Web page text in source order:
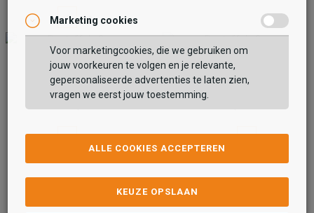
Comfort Plus
Pantoffels Open
39,99
Comfort Plus
Pantoffels Open
Marketing cookies
Voor marketingcookies, die we gebruiken om
jouw voorkeuren te volgen en je relevante,
gepersonaliseerde advertenties te laten zien,
vragen we eerst jouw toestemming.
ALLE COOKIES ACCEPTEREN
KEUZE OPSLAAN